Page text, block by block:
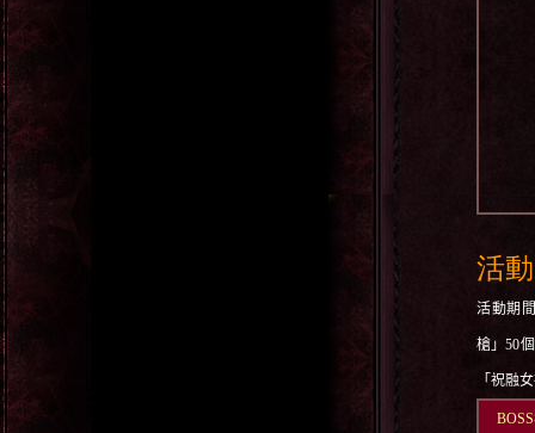
活動
活動期
槍」50
「祝融
BOSS